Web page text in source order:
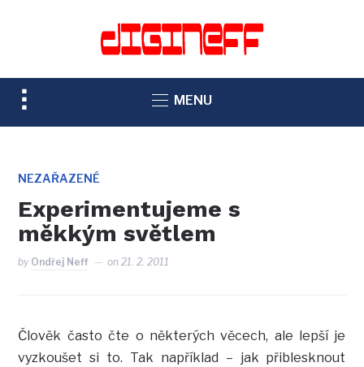
TOGGLE
SIDEBAR
NAVIGATION
MENU
NEZAŘAZENÉ
Experimentujeme s
měkkým světlem
by Ondřej Neff on21. 2. 2011
Člověk často čte o některých věcech, ale lepší je
vyzkoušet si to. Tak například – jak přiblesknout